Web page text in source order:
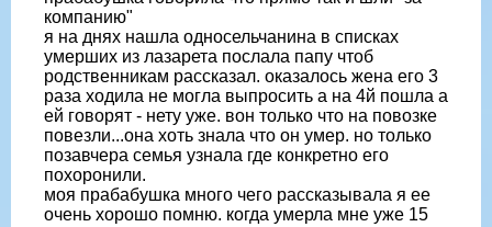
компанию"
я на днях нашла односельчанина в списках
умерших из лазарета послала папу чтоб
родственникам рассказал. оказалось жена его 3
раза ходила не могла выпросить а на 4й пошла а
ей говорят - нету уже. вон только что на повозке
повезли...она хоть знала что он умер. но только
позавчера семья узнала где конкретно его
похоронили.
моя прабабушка много чего рассказывала я ее
очень хорошо помню. когда умерла мне уже 15